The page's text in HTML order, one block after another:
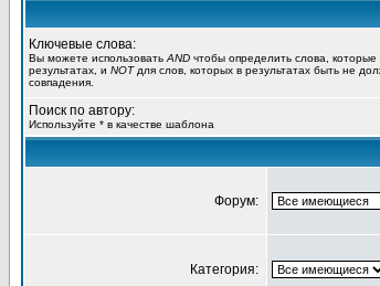
Ключевые слова:
Вы можете использовать AND чтобы определить слова,
результатах, и NOTдля слов, которых в результатах быть не
совпадения.
Поиск по автору:
Используйте * в качестве шаблона
Форум:
Категория: